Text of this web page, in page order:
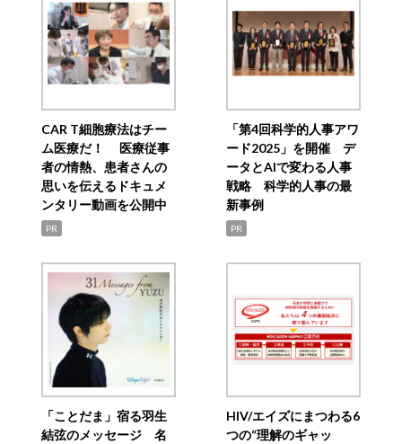
CAR T細胞療法はチー
ム医療だ！ 医療従事
者の情熱、患者さんの
思いを伝えるドキュメ
ンタリー動画を公開中
PR
「第4回科学的人事アワ
ード2025」を開催 デ
ータとAIで変わる人事
戦略 科学的人事の最
新事例
PR
「ことだま」宿る羽生
結弦のメッセージ 名
HIV/エイズにまつわる6
つの“理解のギャッ